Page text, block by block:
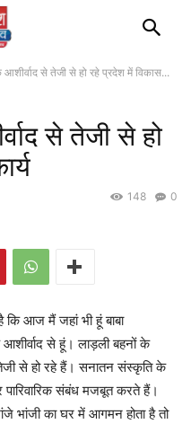
से तेजी से हो रहे प्रदेश में विकास...
से तेजी से हो
0
148
कि आज मैं जहां भी हूं बाबा
से हूं। लाड़ली बहनों के
से हो रहे हैं। सनातन संस्कृति के
पारिवारिक संबंध मजबूत करते हैं।
भांजी का घर में आगमन होता है तो